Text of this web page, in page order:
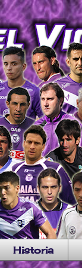
Historia